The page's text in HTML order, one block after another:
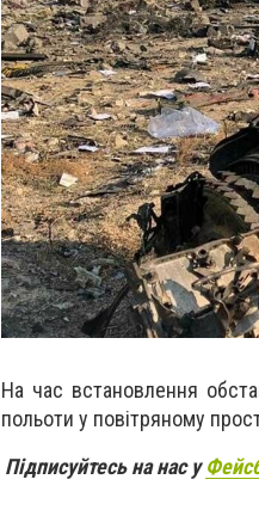
На час встановлення
польоти у повітряному
Підписуйтесь на нас у